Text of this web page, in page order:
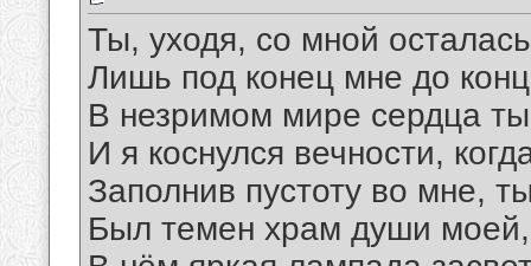
Ты, уходя, со мной
Лишь под конец мне до
В незримом мире сердца
И я коснулся вечности,
Заполнив пустоту во мне,
Был темен храм души моей,